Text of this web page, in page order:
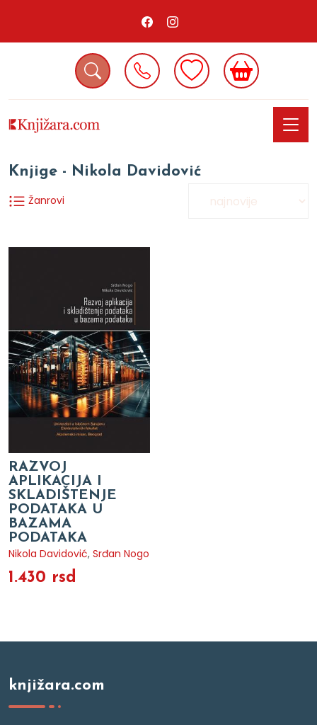
Knjige - Nikola Davidović
Žanrovi
RAZVOJ
APLIKACIJA I
SKLADIŠTENJE
PODATAKA U
BAZAMA
PODATAKA
Nikola Davidović, Srđan Nogo
1.430 rsd
knjižara.com